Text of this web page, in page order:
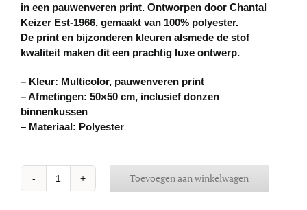
in een pauwenveren print. Ontworpen door Chantal
Keizer Est-1966, gemaakt van 100% polyester.
De print en bijzonderen kleuren alsmede de stof
kwaliteit maken dit een prachtig luxe ontwerp.
– Kleur: Multicolor, pauwenveren print
– Afmetingen: 50×50 cm, inclusief donzen
binnenkussen
– Materiaal: Polyester
Velours
Toevoegen aan winkelwagen